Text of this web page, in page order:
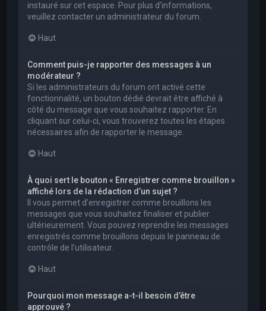
instauré sur cet espace. Pour plus d’informations,
veuillez contacter un administrateur du forum.
Haut
Comment puis-je rapporter des messages à un
modérateur ?
Si les administrateurs du forum ont activé cette
fonctionnalité, un bouton dédié devrait être affiché à
côté du message que vous souhaitez rapporter. En
cliquant sur celui-ci, vous trouverez toutes les étapes
nécessaires afin de rapporter le message.
Haut
À quoi sert le bouton « Enregistrer comme brouillon »
affiché lors de la rédaction d’un sujet ?
Il vous permet d’enregistrer comme brouillons les
messages que vous souhaitez finaliser et publier
ultérieurement. Vous pouvez reprendre les messages
enregistrés comme brouillons depuis le panneau de
contrôle de l’utilisateur.
Haut
Pourquoi mon message a-t-il besoin d’être
approuvé ?